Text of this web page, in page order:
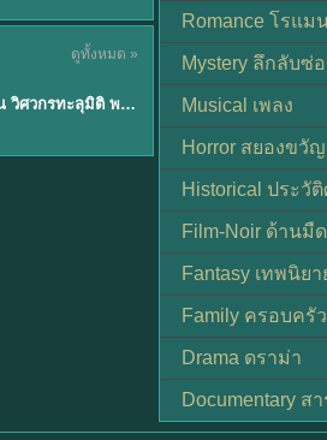
ดูทั้งหมด »
EP.1วีรบุรุษไร้พรมแดน พิชิตแผ่นดิน วิศวกรทะลุมิติ พลิกแผ่นดิน
Romance โรแม
Mystery ลึกลับซ่
Musical เพลง
Horror สยองขวัญ
Historical ประวั
Film-Noir ด้านมื
Fantasy เทพนิยา
Family ครอบครัว
Drama ดราม่า
Documentary ส